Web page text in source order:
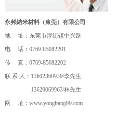
永邦納米材料（東莞）有限公司
地 址：东莞市厚街镇中兴路
电 话：0769-85082201
传 真：0769-85082202
联 系 人：13602360939/李先生
13620069963/林先生
网 址： www.yongbang99.com